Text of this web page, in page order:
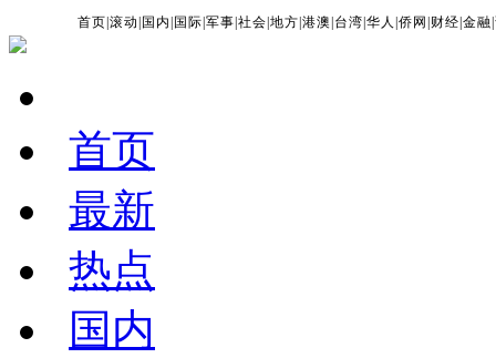
首页 |滚动 国内 国际 |军事 |社会 |地方 |港澳 台湾 |华人 |侨网 财经 |金融 |
首页
最新
热点
国内